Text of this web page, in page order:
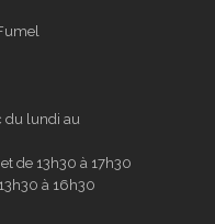
du lundi au
de 13h30 à 17h30
à 16h30